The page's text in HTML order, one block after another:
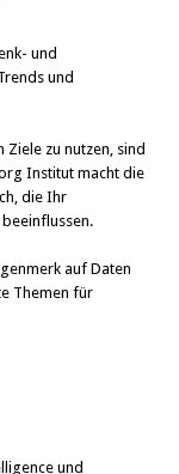
und
und
Ziele zu nutzen, sind
Institut macht die
die Ihr
auf Daten
Themen für
und